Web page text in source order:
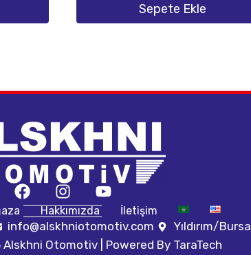
Sepete Ekle
Hakkımızda İletişim
info@alskhniotomotiv.com
Yıldırım/Bursa
Otomotiv | Powered By TaraTech